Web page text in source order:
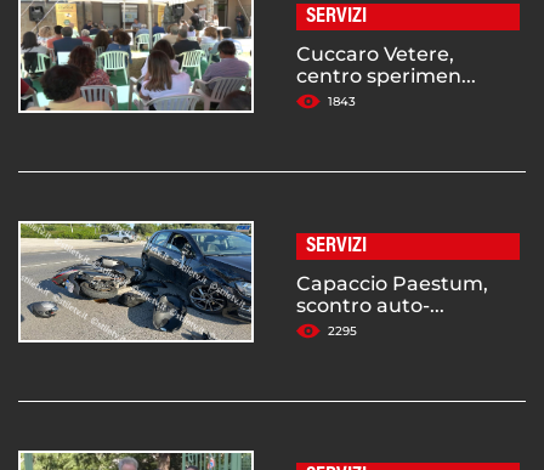
SERVIZI
Cuccaro Vetere,
centro sperimen...
1843
SERVIZI
Capaccio Paestum,
scontro auto-...
2295